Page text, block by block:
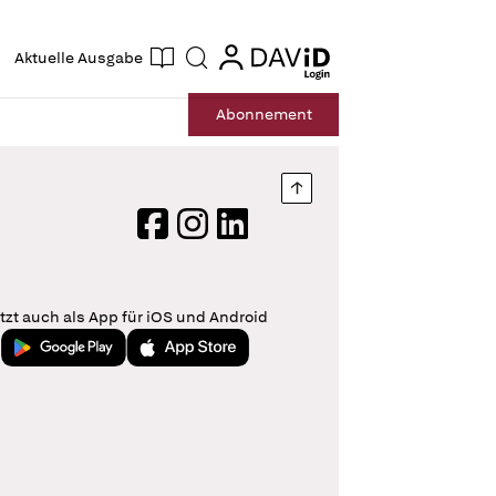
Aktuelle Ausgabe Suche login
login
Abonnement
Nach oben springen
FacebookInstagram
LinkedIn
auch als App für iOS und Android
Jetzt bei Google PlayLaden im App Store